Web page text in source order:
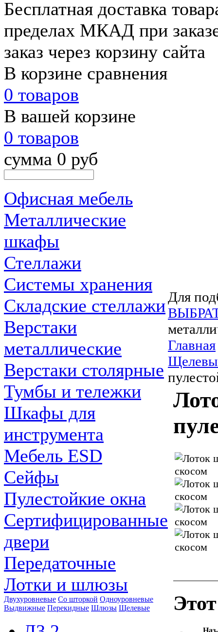
Бесплатная доставка
пределах МКАД при
заказ через корзину сайта
В корзине сравнения
0 товаров
В вашей корзине
0 товаров
сумма 0 руб
Офисная мебель
Металлические
шкафы
Стеллажи
Системы хранения
Складские стеллажи
Верстаки
металлические
Верстаки столярные
Тумбы и тележки
Шкафы для
инструмента
Мебель ESD
Сейфы
Пулестойкие окна
Сертифицированные
двери
Передаточные
Лотки и шлюзы
Двухуровневые Со шторкой Одноуровневые
Выдвижные Перекидные Шлюзы Щелевые
Для
Главная
Наз-